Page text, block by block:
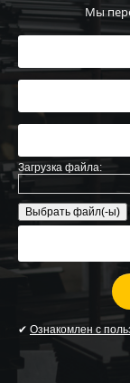
Мы
Загрузка файла:
✔ Ознакомлен с